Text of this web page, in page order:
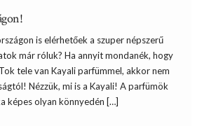
is elérhetőek a szuper népszerű
már róluk? Ha annyit mondanék, hogy
tele van Kayali parfümmel, akkor nem
Nézzük, mi is a Kayali! A parfümök
képes olyan könnyedén […]